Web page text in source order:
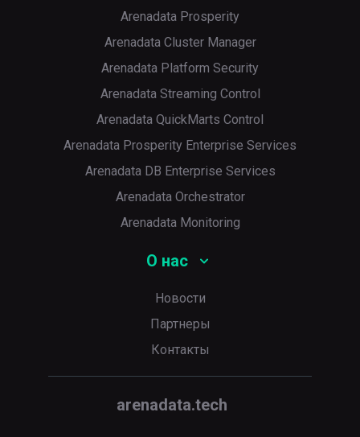
Arenadata Prosperity
Arenadata Cluster Manager
Arenadata Platform Security
Arenadata Streaming Control
Arenadata QuickMarts Control
Arenadata Prosperity Enterprise Services
Arenadata DB Enterprise Services
Arenadata Orchestrator
Arenadata Monitoring
О нас
Новости
Партнеры
Контакты
arenadata.tech